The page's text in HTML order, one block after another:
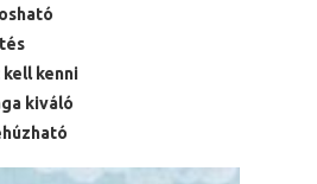
kell kenni
kiváló